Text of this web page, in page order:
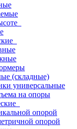
(складные)
универсальные
на опоры
опорой
опорой